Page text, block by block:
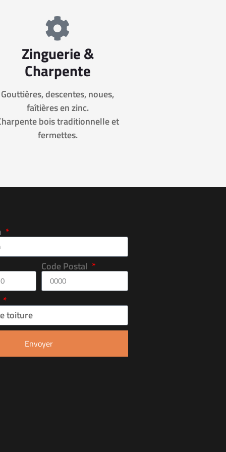
Zinguerie &
Charpente
Gouttières, descentes, noues,
faîtières en zinc.
bois traditionnelle et
fermettes.
Code Postal
Envoyer